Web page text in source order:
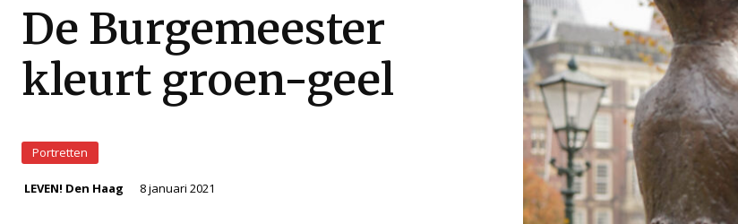
De Burgemeester
kleurt groen-geel
Portretten
LEVEN! Den Haag 8 januari 2021